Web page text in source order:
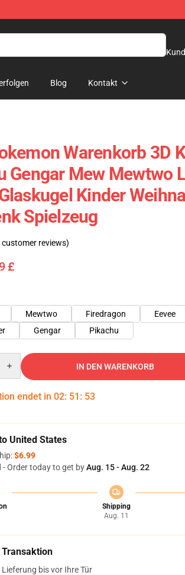
Blog Kontakt
Warenkorb 3D
Gengar Mew Mewtwo
Kinder
Spielzeug
customer reviews)
£
Mewtwo Firedragon Eevee
Gengar Pikachu
IN DEN WARENKORB
endet in 02: 51 : 52
United States
$6.99
- Order today to get byAug. 15 - Aug. 22
Shipping
Aug. 11
bis vor Ihre Tür